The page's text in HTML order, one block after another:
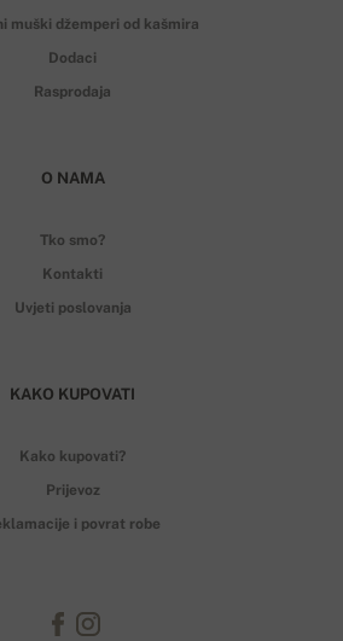
muški džemperi od kašmira
Dodaci
Rasprodaja
O NAMA
Tko smo?
Kontakti
Uvjeti poslovanja
KAKO KUPOVATI
Kako kupovati?
Prijevoz
i povrat robe